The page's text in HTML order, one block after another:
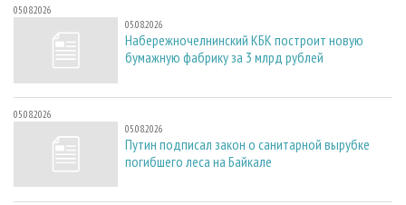
05.08.2026
05.08.2026
Набережночелнинский КБК построит новую
бумажную фабрику за 3 млрд рублей
05.08.2026
05.08.2026
Путин подписал закон о санитарной вырубке
погибшего леса на Байкале